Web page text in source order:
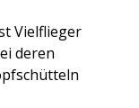
Vielflieger
deren